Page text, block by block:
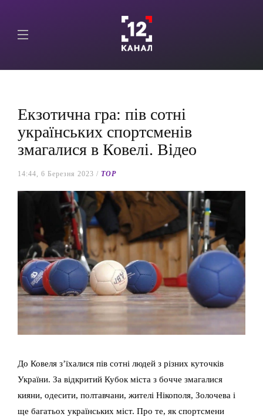
Екзотична гра: пів сотні
українських спортсменів
змагалися в Ковелі. Відео
14:44, 6 Березня 2023 / TOP
До Ковеля з’їхалися пів сотні людей з різних куточків
України. За відкритий Кубок міста з бочче змагалися
кияни, одесити, полтавчани, жителі Нікополя, Золочева і
ще багатьох українських міст. Про те, як спортсмени